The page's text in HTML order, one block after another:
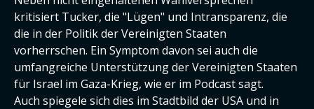
kritisiert Tucker, die "Lügen" und Intransparenz, die
die in der Politik der Vereinigten Staaten
vorherrschen. Ein Symptom davon sei auch die
umfangreiche Unterstützung der Vereinigten Staaten
für Israel im Gaza-Krieg, wie er im Podcast sagt.
Auch spiegele sich dies im Stadtbild der USA und in